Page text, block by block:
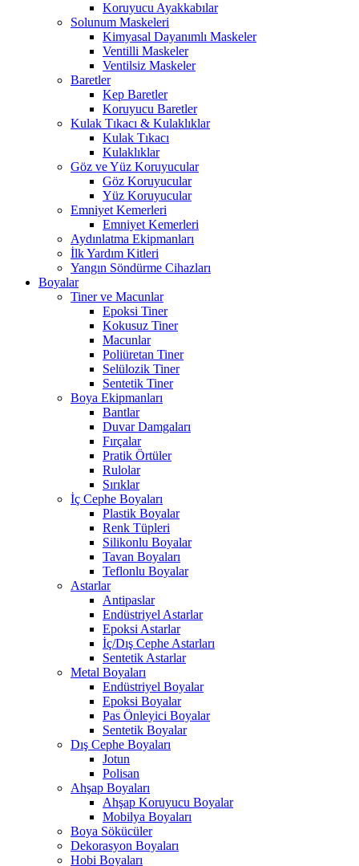
Koruyucu Ayakkabılar
Solunum Maskeleri
Kimyasal Dayanımlı Maskeler
Ventilli Maskeler
Ventilsiz Maskeler
Baretler
Kep Baretler
Koruyucu Baretler
Kulak Tıkacı & Kulaklıklar
Kulak Tıkacı
Kulaklıklar
Göz ve Yüz Koruyucular
Göz Koruyucular
Yüz Koruyucular
Emniyet Kemerleri
Emniyet Kemerleri
Aydınlatma Ekipmanları
İlk Yardım Kitleri
Yangın Söndürme Cihazları
Boyalar
Tiner ve Macunlar
Epoksi Tiner
Kokusuz Tiner
Macunlar
Poliüretan Tiner
Selülozik Tiner
Sentetik Tiner
Boya Ekipmanları
Bantlar
Duvar Damgaları
Fırçalar
Pratik Örtüler
Rulolar
Sırıklar
İç Cephe Boyaları
Plastik Boyalar
Renk Tüpleri
Silikonlu Boyalar
Tavan Boyaları
Teflonlu Boyalar
Astarlar
Antipaslar
Endüstriyel Astarlar
Epoksi Astarlar
İç/Dış Cephe Astarları
Sentetik Astarlar
Metal Boyaları
Endüstriyel Boyalar
Epoksi Boyalar
Pas Önleyici Boyalar
Sentetik Boyalar
Dış Cephe Boyaları
Jotun
Polisan
Ahşap Boyaları
Ahşap Koruyucu Boyalar
Mobilya Boyaları
Boya Sökücüler
Dekorasyon Boyaları
Hobi Boyaları